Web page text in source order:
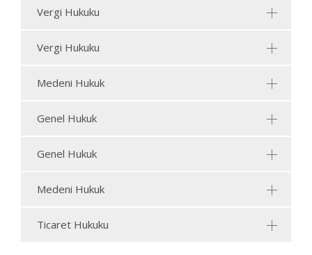
Vergi Hukuku
Vergi Hukuku
Medeni Hukuk
Genel Hukuk
Genel Hukuk
Medeni Hukuk
Ticaret Hukuku